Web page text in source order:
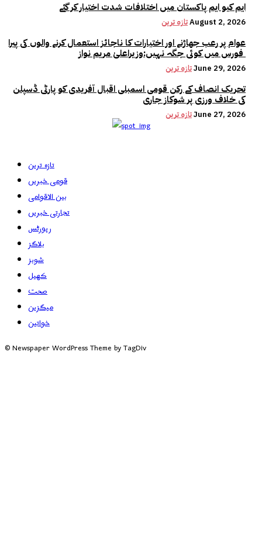
ایم کیو ایم پاکستان میں اختلافات شدت اختیار کر گئے
تازہ ترینAugust 2, 2026
عوام پر رعب جھاڑنے اور اختیارات کا ناجائز استعمال کرنے والوں کی پیرا
تازہ ترینJune 29, 2026
تحریک انصاف کے رکن قومی اسمبلی اقبال آفریدی کو پارٹی ڈسپلن
کی خلاف ورزی پر شوکاز جاری
تازہ ترینJune 27, 2026
تازہ ترین
قومی خبریں
بین الاقوامی
تجارتی خبریں
رپورٹس
بلاگز
شوبز
کھیل
صحت
میگزین
خواتین
© Newspaper WordPress Theme by TagDiv